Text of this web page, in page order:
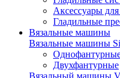
Аксессуары
Гладильные
Вязальные машины
Вязальные машины
Двухфантурные
Вязальный машины